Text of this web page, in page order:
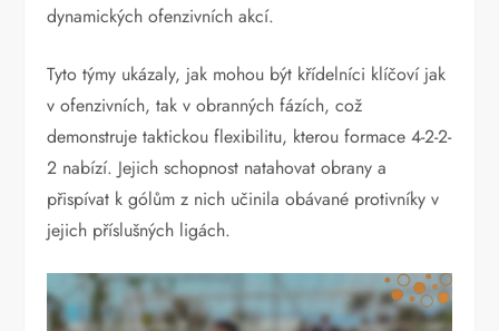
dynamických ofenzivních akcí.
Tyto týmy ukázaly, jak mohou být křídelníci klíčoví jak
v ofenzivních, tak v obranných fázích, což
demonstruje taktickou flexibilitu, kterou formace 4-2-2-
2 nabízí. Jejich schopnost natahovat obrany a
přispívat k gólům z nich učinila obávané protivníky v
jejich příslušných ligách.